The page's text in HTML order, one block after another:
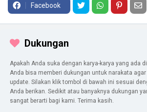
Facebook
Dukungan
Apakah Anda suka dengan karya-karya yang ada
Anda bisa memberi dukungan untuk narakata
update. Silakan klik tombol di bawah ini sesuai
Anda berikan. Sedikit atau banyaknya dukungan
sangat berarti bagi kami. Terima kasih.